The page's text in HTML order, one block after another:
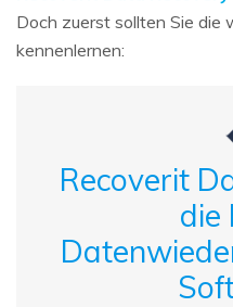
Doch zuerst sollten Sie die
kennenlernen:
Recoverit
die